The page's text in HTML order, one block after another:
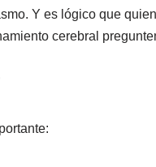
Y es lógico que
cerebral